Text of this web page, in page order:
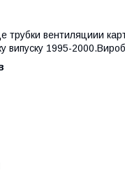
трубки вентиляциии
випуску 1995-